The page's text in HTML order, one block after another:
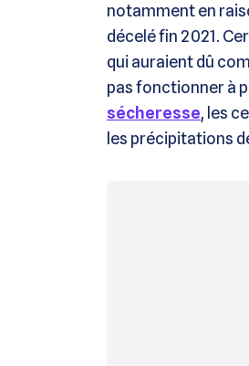
notamment en
décelé fin 2021.
qui auraient dû
pas fonctionner à
sécheresse, les
les précipitations